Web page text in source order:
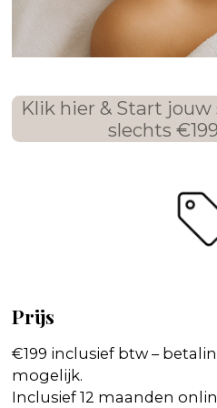
Klik hier & Start jouw
slechts
Prijs
€199 inclusief btw –
mogelijk.
Inclusief 12 maanden